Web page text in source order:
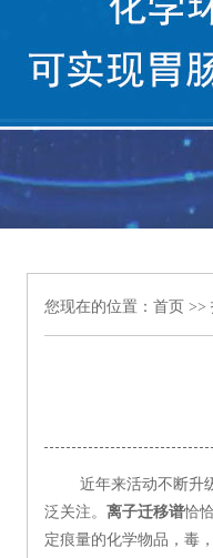
您现在的位置： 首页 >>
近年来活动不断升级
泛关注。 离子迁移谱恰
定痕量的化学物品，毒